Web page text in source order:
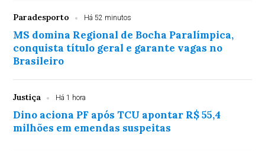
Paradesporto Há 52 minutos
MS domina Regional de Bocha Paralímpica,
conquista título geral e garante vagas no
Brasileiro
Justiça Há 1 hora
Dino aciona PF após TCU apontar R$ 55,4
milhões em emendas suspeitas